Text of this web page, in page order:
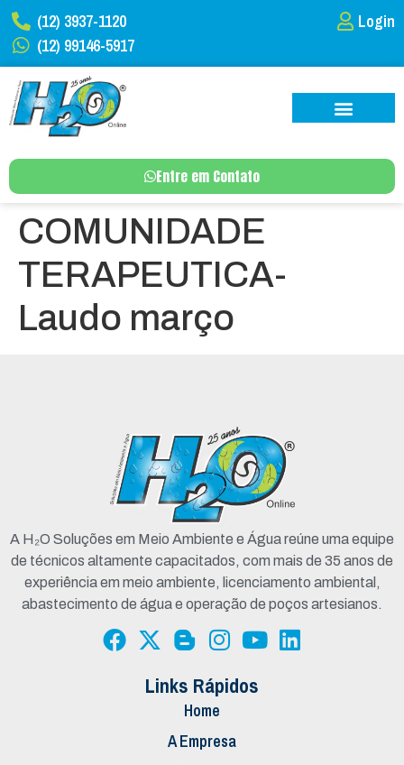
(12) 3937-1120
(12) 99146-5917
Login
Entre em Contato
COMUNIDADE
TERAPEUTICA-
Laudo março
A H₂O Soluções em Meio Ambiente e Água reúne uma equipe
de técnicos altamente capacitados, com mais de 35 anos de
experiência em meio ambiente, licenciamento ambiental,
abastecimento de água e operação de poços artesianos.
Links Rápidos
Home
A Empresa